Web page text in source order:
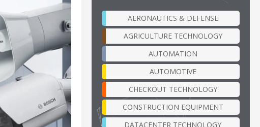
AERONAUTICS & DEFENSE
AGRICULTURE TECHNOLOGY
AUTOMATION
AUTOMOTIVE
CHECKOUT TECHNOLOGY
CONSTRUCTION EQUIPMENT
DATACENTER TECHNOLOGY